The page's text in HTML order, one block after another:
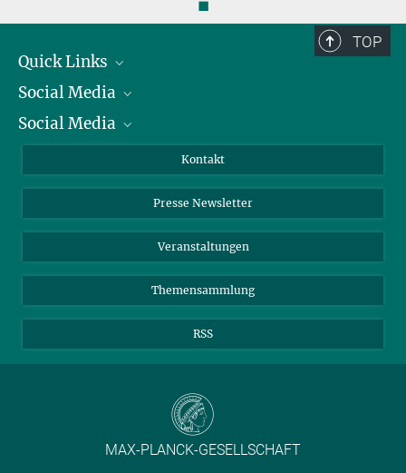
◼
TOP
Quick Links
Präsident
Zahlen und Fakten
Social Media
Bluesky
TikTok
Social Media
Instagram
YouTube
Kontakt
Presse Newsletter
Veranstaltungen
Themensammlung
RSS
MAX-PLANCK-GESELLSCHAFT